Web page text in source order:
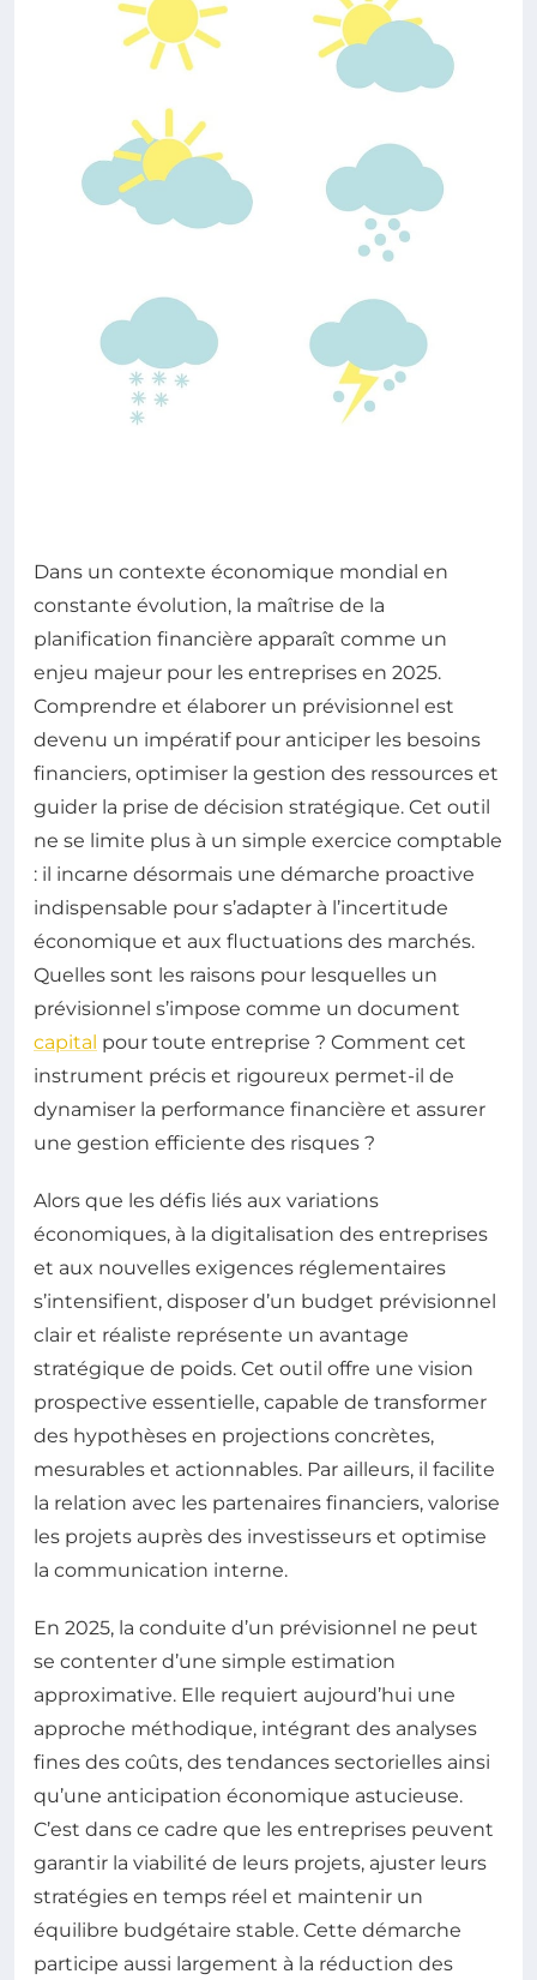
Dans un contexte économique mondial en
constante évolution, la maîtrise de la
planification financière apparaît comme un
enjeu majeur pour les entreprises en 2025.
Comprendre et élaborer un prévisionnel est
devenu un impératif pour anticiper les besoins
financiers, optimiser la gestion des ressources et
guider la prise de décision stratégique. Cet outil
ne se limite plus à un simple exercice comptable
: il incarne désormais une démarche proactive
indispensable pour s’adapter à l’incertitude
économique et aux fluctuations des marchés.
Quelles sont les raisons pour lesquelles un
prévisionnel s’impose comme un document
capital pour toute entreprise ? Comment cet
instrument précis et rigoureux permet-il de
dynamiser la performance financière et assurer
une gestion efficiente des risques ?
Alors que les défis liés aux variations
économiques, à la digitalisation des entreprises
et aux nouvelles exigences réglementaires
s’intensifient, disposer d’un budget prévisionnel
clair et réaliste représente un avantage
stratégique de poids. Cet outil offre une vision
prospective essentielle, capable de transformer
des hypothèses en projections concrètes,
mesurables et actionnables. Par ailleurs, il facilite
la relation avec les partenaires financiers, valorise
les projets auprès des investisseurs et optimise
la communication interne.
En 2025, la conduite d’un prévisionnel ne peut
se contenter d’une simple estimation
approximative. Elle requiert aujourd’hui une
approche méthodique, intégrant des analyses
fines des coûts, des tendances sectorielles ainsi
qu’une anticipation économique astucieuse.
C’est dans ce cadre que les entreprises peuvent
garantir la viabilité de leurs projets, ajuster leurs
stratégies en temps réel et maintenir un
équilibre budgétaire stable. Cette démarche
participe aussi largement à la réduction des